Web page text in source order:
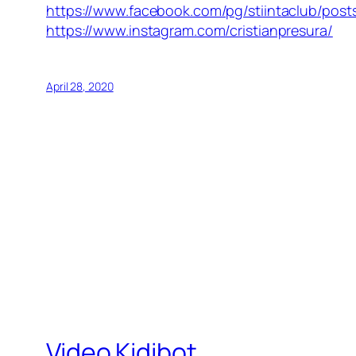
https://www.facebook.com/pg/stiintaclub/
https://www.instagram.com/cristianpresura/
April 28, 2020